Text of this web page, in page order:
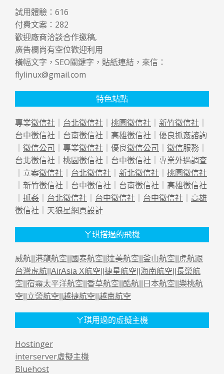
試用體驗： 616
付費文案： 282
歡迎廠商洽談合作邀稿,
廣告欄尚有空位歡迎利用
橫幅文字，SEO關鍵字，貼紙連結，來信：
flylinux@gmail.com
特色站點
專業徵信社 ｜ 台北徵信社 ｜ 桃園徵信社 ｜ 新竹徵信社 ｜
台中徵信社 ｜ 台南徵信社 ｜ 高雄徵信社 ｜優良抓姦諮詢
｜ 徵信公司 ｜專業徵信社 ｜優良徵信公司 ｜ 徵信服務｜
台北徵信社 ｜ 桃園徵信社 ｜ 台中徵信社 ｜專業外遇調查
｜立案徵信社 ｜ 台北徵信社 ｜ 新北徵信社 ｜ 桃園徵信社
｜ 新竹徵信社 ｜ 台中徵信社 ｜ 台南徵信社 ｜ 高雄徵信社
｜ 抓姦 ｜ 台北徵信社 ｜ 台中徵信社 ｜ 台中徵信社 ｜ 高雄
徵信社 ｜天狼星網頁設計
ㄚ琪搭過的飛機
威航|| 港龍航空 國泰航空 達美航空 釜山航空
虎航跟
台灣虎航 AirAsia X航空 捷星航空 海南航空 長榮航
空 宿霧太平洋航空 香草航空 酷航 日本航空 樂桃航
空 立榮航空 越捷航空 越南航空
ㄚ琪用過的虛擬主機
Hostinger
interserver虛擬主機
Bluehost